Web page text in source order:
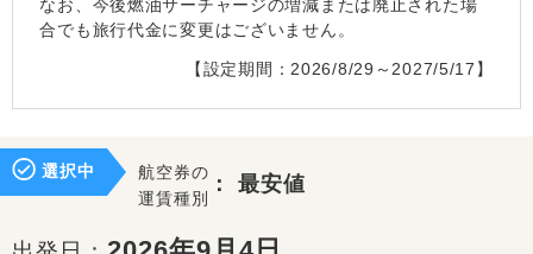
なお、今後燃油サーチャージの増減または廃止された場
合でも旅行代金に変更はございません。
【設定期間：2026/8/29～2027/5/17】
選択中
航空券の
運賃種別
：最安値